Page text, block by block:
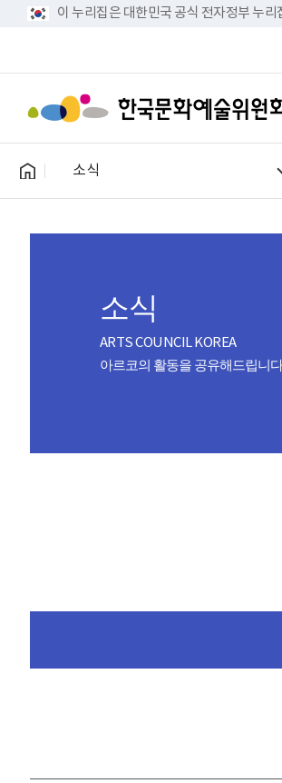
이 누리집은 대한민국 공식 전자정부 누리
소식
소식
ARTS COUNCIL KOREA
아르코의 활동을 공유해드립니